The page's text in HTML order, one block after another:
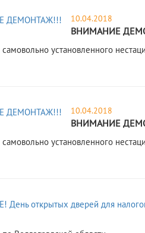
10.04.2018
ВНИМАНИЕ
установленного
10.04.2018
ВНИМАНИЕ
установленного